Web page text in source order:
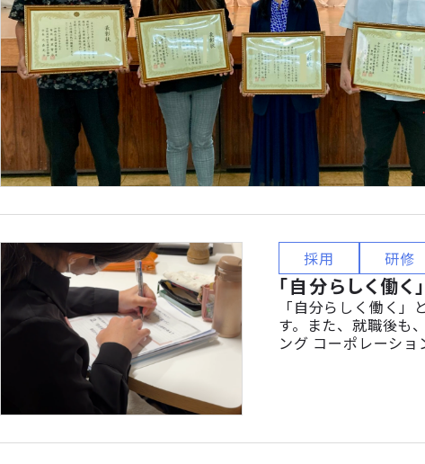
採用 研修
「自分らしく働
「自分らしく働く
す。また、就職後も
ング コーポレーシ